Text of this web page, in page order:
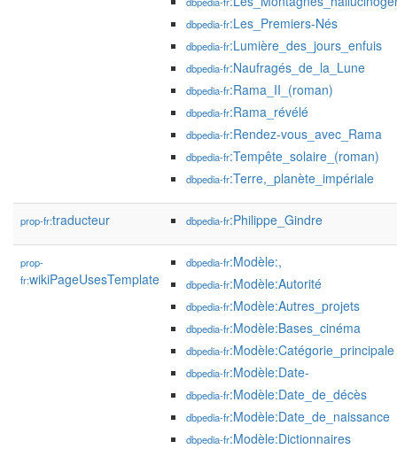
dbpedia-fr:Les_Premiers-Nés
dbpedia-fr:Lumière_des_jours_enfuis
dbpedia-fr:Naufragés_de_la_Lune
dbpedia-fr:Rama_II_(roman)
dbpedia-fr:Rama_révélé
dbpedia-fr:Rendez-vous_avec_Rama
dbpedia-fr:Tempête_solaire_(roman)
dbpedia-fr:Terre,_planète_impériale
prop-fr:traducteur dbpedia-fr:Philippe_Gindre
prop-
fr:wikiPageUsesTemplate
dbpedia-fr:Modèle:,
dbpedia-fr:Modèle:Autorité
dbpedia-fr:Modèle:Autres_projets
dbpedia-fr:Modèle:Bases_cinéma
dbpedia-fr:Modèle:Catégorie_principale
dbpedia-fr:Modèle:Date-
dbpedia-fr:Modèle:Date_de_décès
dbpedia-fr:Modèle:Date_de_naissance
dbpedia-fr:Modèle:Dictionnaires